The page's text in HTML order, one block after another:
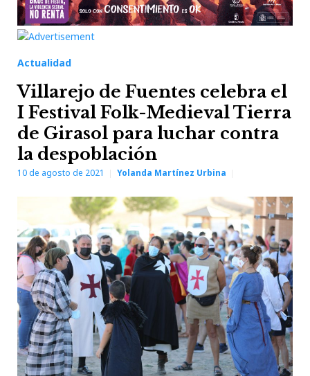
Actualidad
Villarejo de Fuentes celebra el
I Festival Folk-Medieval Tierra
de Girasol para luchar contra
la despoblación
10 de agosto de 2021 Yolanda Martínez Urbina